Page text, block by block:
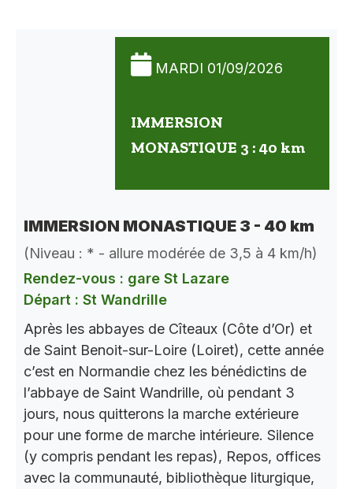
MARDI 01/09/2026
IMMERSION
MONASTIQUE 3 : 40 km
IMMERSION MONASTIQUE 3 - 40 km
(Niveau : * - allure modérée de 3,5 à 4 km/h)
Rendez-vous : gare St Lazare
Départ : St Wandrille
Après les abbayes de Cîteaux (Côte d’Or) et
de Saint Benoit-sur-Loire (Loiret), cette année
c’est en Normandie chez les bénédictins de
l’abbaye de Saint Wandrille, où pendant 3
jours, nous quitterons la marche extérieure
pour une forme de marche intérieure. Silence
(y compris pendant les repas), Repos, offices
avec la communauté, bibliothèque liturgique,